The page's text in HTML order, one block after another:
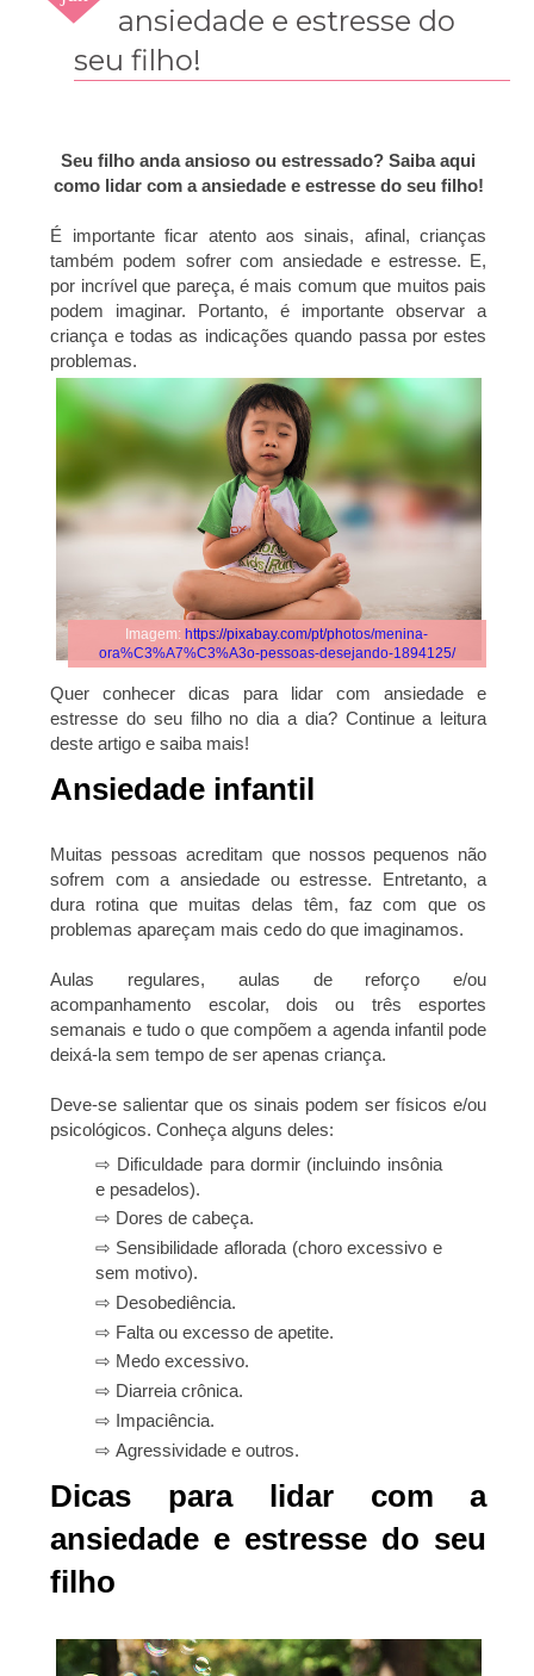
ansiedade e estresse do
seu filho!
Seu filho anda ansioso ou estressado? Saiba aqui
como lidar com a ansiedade e estresse do seu filho!
É importante ficar atento aos sinais, afinal, crianças
também podem sofrer com ansiedade e estresse. E,
por incrível que pareça, é mais comum que muitos pais
podem imaginar. Portanto, é importante observar a
criança e todas as indicações quando passa por estes
problemas.
Imagem:https://pixabay.com/pt/photos/menina-
ora%C3%A7%C3%A3o-pessoas-desejando-1894125/
Quer conhecer dicas para lidar com ansiedade e
estresse do seu filho no dia a dia? Continue a leitura
deste artigo e saiba mais!
Ansiedade infantil
Muitas pessoas acreditam que nossos pequenos não
sofrem com a ansiedade ou estresse. Entretanto, a
dura rotina que muitas delas têm, faz com que os
problemas apareçam mais cedo do que imaginamos.
Aulas regulares, aulas de reforço e/ou
acompanhamento escolar, dois ou três esportes
semanais e tudo o que compõem a agenda infantil pode
deixá-la sem tempo de ser apenas criança.
Deve-se salientar que os sinais podem ser físicos e/ou
psicológicos. Conheça alguns deles:
⇨ Dificuldade para dormir (incluindo insônia
e pesadelos).
⇨ Dores de cabeça.
⇨ Sensibilidade aflorada (choro excessivo e
sem motivo).
⇨ Desobediência.
⇨ Falta ou excesso de apetite.
⇨ Medo excessivo.
⇨ Diarreia crônica.
⇨ Impaciência.
⇨ Agressividade e outros.
Dicas para lidar com a
ansiedade e estresse do seu
filho